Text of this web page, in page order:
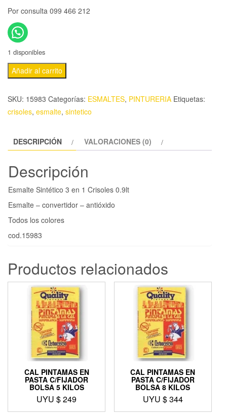
Por consulta 099 466 212
1 disponibles
Añadir al carrito
SKU: 15983 Categorías: ESMALTES, PINTURERIA Etiquetas:
crisoles, esmalte, sintetico
DESCRIPCIÓN VALORACIONES (0)
Descripción
Esmalte Sintético 3 en 1 Crisoles 0.9lt
Esmalte – convertidor – antióxido
Todos los colores
cod.15983
Productos relacionados
CAL PINTAMAS EN
PASTA C/FIJADOR
BOLSA 5 KILOS
UYU $249
CAL PINTAMAS EN
PASTA C/FIJADOR
BOLSA 8 KILOS
UYU $344